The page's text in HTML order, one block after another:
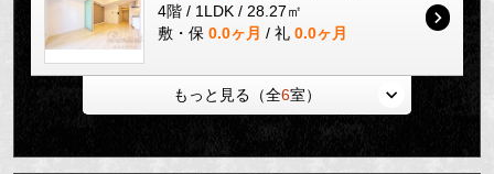
4階 / 1LDK / 28.27㎡
敷・保 0.0ヶ月 / 礼 0.0ヶ月
もっと見る（全6室）